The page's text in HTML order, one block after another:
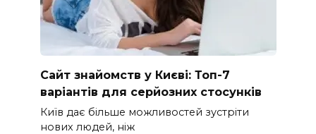
Сайт знайомств у Києві: Топ-7
варіантів для серйозних стосунків
Київ дає більше можливостей зустріти
нових людей, ніж